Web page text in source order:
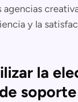
agencias
y la
la